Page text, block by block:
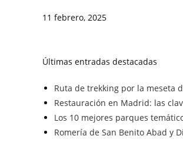
11 febrero, 2025
Últimas entradas destacadas
Ruta de trekking por la meseta
Restauración en Madrid: las
Los 10 mejores parques
Romería de San Benito Abad y